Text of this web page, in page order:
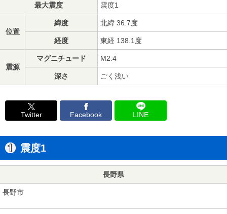
最大震度 震度1
位置
緯度 北緯 36.7度
経度 東経 138.1度
震源
マグニチュード M2.4
深さ ごく浅い
Twitter Facebook LINE
震度1
長野県
長野市